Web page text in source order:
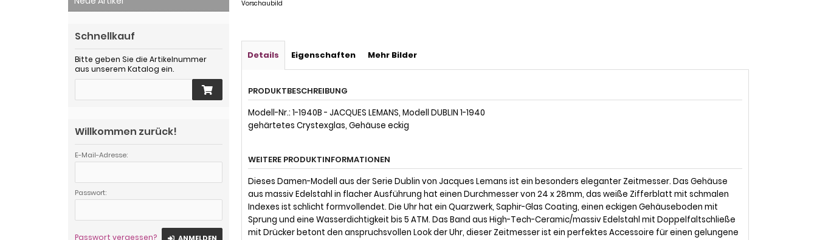
Vorschaubild
Details Eigenschaften Mehr Bilder
PRODUKTBESCHREIBUNG
Modell-Nr.: 1-1940B - JACQUES LEMANS, Modell DUBLIN 1-1940
gehärtetes Crystexglas, Gehäuse eckig
WEITERE PRODUKTINFORMATIONEN
Dieses Damen-Modell aus der Serie Dublin von Jacques Lemans ist ein besonders eleganter Zeitmesser. Das Gehäuse
aus massiv Edelstahl in flacher Ausführung hat einen Durchmesser von 24 x 28mm, das weiße Zifferblatt mit schmalen
Indexes ist schlicht formvollendet. Die Uhr hat ein Quarzwerk, Saphir-Glas Coating, einen eckigen Gehäuseboden mit
Sprung und eine Wasserdichtigkeit bis 5 ATM. Das Band aus High-Tech-Ceramic/massiv Edelstahl mit Doppelfaltschließe
mit Drücker betont den anspruchsvollen Look der Uhr, dieser Zeitmesser ist ein perfektes Accessoire für einen gelungene
Schnellkauf
Bitte geben Sie die Artikelnummer
aus unserem Katalog ein.
Willkommen zurück!
E-Mail-Adresse:
Passwort:
Passwort vergessen?